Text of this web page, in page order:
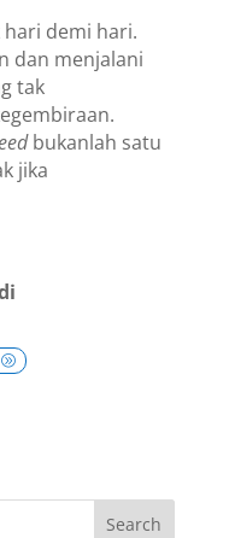
demi hari.
dan menjalani
tak
bukanlah satu
jika
Search